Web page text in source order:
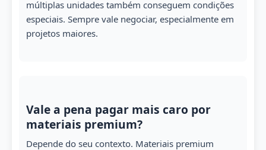
múltiplas unidades também conseguem condições
especiais. Sempre vale negociar, especialmente em
projetos maiores.
Vale a pena pagar mais caro por
materiais premium?
Depende do seu contexto. Materiais premium